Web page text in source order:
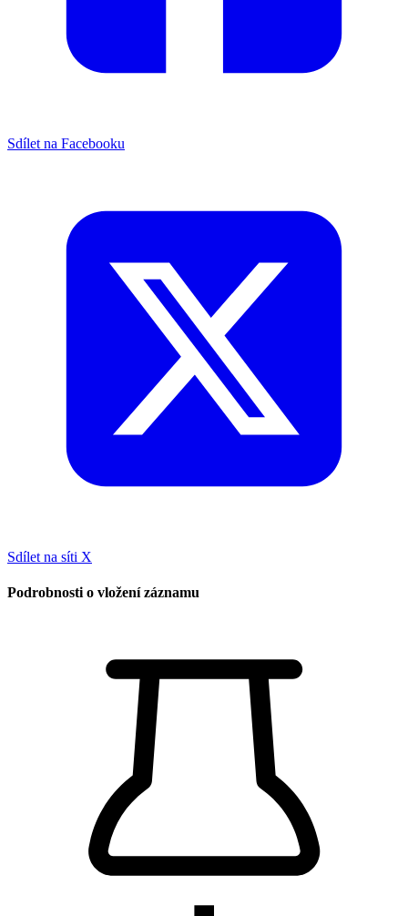
Sdílet na Facebooku
Sdílet na síti X
Podrobnosti o vložení záznamu